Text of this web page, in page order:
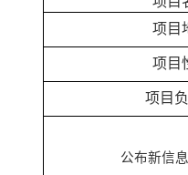
项目
项目
项目
公布新信